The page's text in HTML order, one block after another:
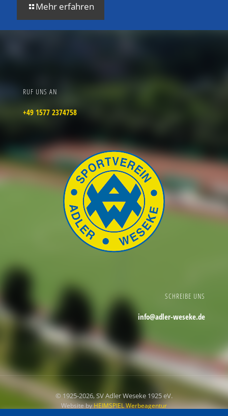
Mehr erfahren
RUF UNS AN
+49 1577 2374758
SCHREIBE UNS
info@adler-weseke.de
© 1925-2026, SV Adler Weseke 1925 eV.
Website byHEIMSPIEL Werbeagentur